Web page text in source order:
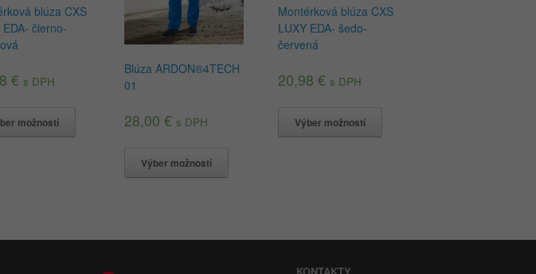
blúza CXS
EDA- čierno-
€ s DPH
možností
Blúza ARDON®4TECH
01
28,00€ s DPH
Výber možností
Montérková blúza CXS
LUXY EDA- šedo-
červená
20,98 € s DPH
Výber možností